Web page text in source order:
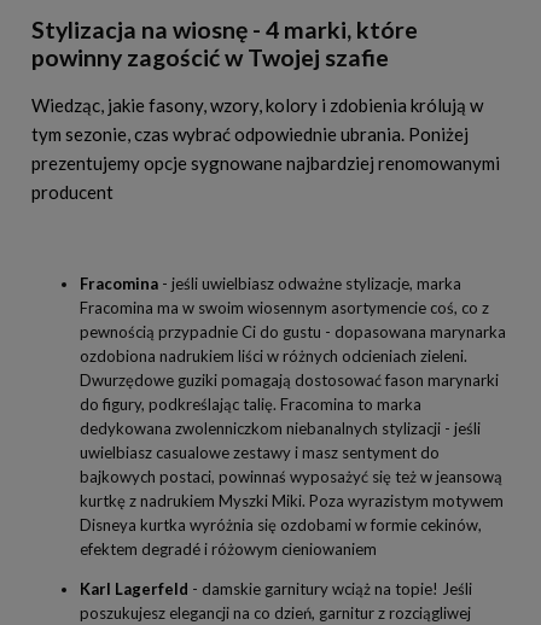
Stylizacja na wiosnę - 4 marki, które
powinny zagościć w Twojej szafie
Wiedząc, jakie fasony, wzory, kolory i zdobienia królują w
tym sezonie, czas wybrać odpowiednie ubrania. Poniżej
prezentujemy opcje sygnowane najbardziej renomowanymi
producent
Fracomina - jeśli uwielbiasz odważne stylizacje, marka
Fracomina ma w swoim wiosennym asortymencie coś, co z
pewnością przypadnie Ci do gustu - dopasowana marynarka
ozdobiona nadrukiem liści w różnych odcieniach zieleni.
Dwurzędowe guziki pomagają dostosować fason marynarki
do figury, podkreślając talię. Fracomina to marka
dedykowana zwolenniczkom niebanalnych stylizacji - jeśli
uwielbiasz casualowe zestawy i masz sentyment do
bajkowych postaci, powinnaś wyposażyć się też w jeansową
kurtkę z nadrukiem Myszki Miki. Poza wyrazistym motywem
Disneya kurtka wyróżnia się ozdobami w formie cekinów,
efektem degradé i różowym cieniowaniem
Karl Lagerfeld - damskie garnitury wciąż na topie! Jeśli
poszukujesz elegancji na co dzień, garnitur z rozciągliwej